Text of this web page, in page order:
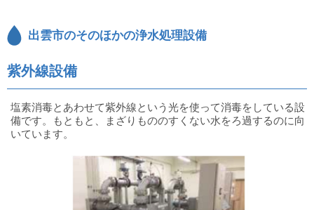
出雲市のそのほかの浄水処理設備
紫外線設備
塩素消毒とあわせて紫外線という光を使って消毒をしている設
備です。もともと、まざりもののすくない水をろ過するのに向
いています。